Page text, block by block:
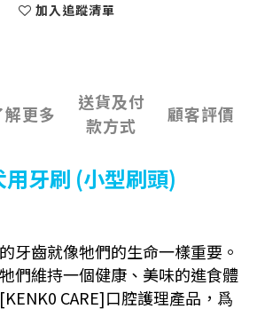
加入追蹤清單
解更多
送貨及付
款方式
顧客評價
牙刷 (小型刷頭)
牙齒就像牠們的生命一樣重要。
們維持一個健康、美味的進食體
CARE]口腔護理產品，爲